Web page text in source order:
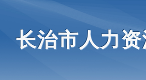
长治市人力